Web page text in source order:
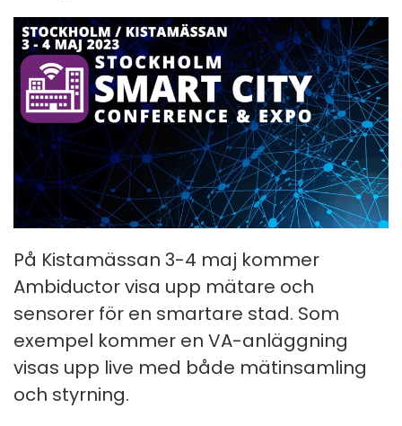
På Kistamässan 3-4 maj kommer
Ambiductor visa upp mätare och
sensorer för en smartare stad. Som
exempel kommer en VA-anläggning
visas upp live med både mätinsamling
och styrning.